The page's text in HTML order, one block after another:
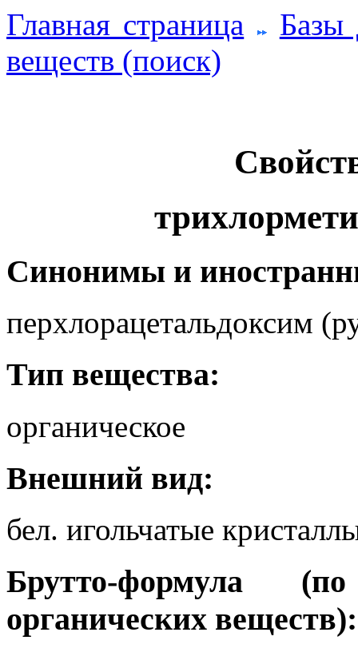
Главная страница
Базы
веществ (поиск)
Синонимы и
перхлорацетальдоксим
Тип вещества:
органическое
Внешний вид:
бел. игольчатые
Брутто-формула
органических веществ):